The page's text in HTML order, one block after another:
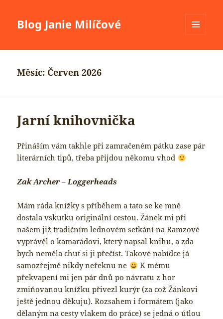
Blog Janie Milíčové
Měsíc: Červen 2026
Jarní knihovnička
Přináším vám takhle při zamračeném pátku zase pár
literárních tipů, třeba přijdou někomu vhod
Zak Archer – Loggerheads
Mám ráda knížky s příběhem a tato se ke mně
dostala vskutku originální cestou. Žánek mi při
našem již tradičním lednovém setkání na Ramzové
vyprávěl o kamarádovi, který napsal knihu, a zda
bych neměla chuť si ji přečíst. Takové nabídce já
samozřejmě nikdy neřeknu ne
K mému
překvapení mi jen pár dnů po návratu z hor
zmiňovanou knížku přivezl kurýr (za což Žánkovi
ještě jednou děkuju). Rozsahem i formátem (jako
dělaným na cesty vlakem do práce) se jedná o útlou